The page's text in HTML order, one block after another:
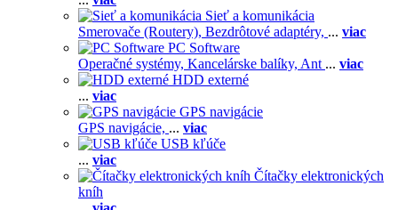
Sieť a komunikácia
Smerovače (Routery), Bezdrôtové adaptéry, ... viac
PC Software
Operačné systémy, Kancelárske balíky, Ant ... viac
HDD externé
... viac
GPS navigácie
GPS navigácie, ... viac
USB kľúče
... viac
Čítačky elektronických
kníh